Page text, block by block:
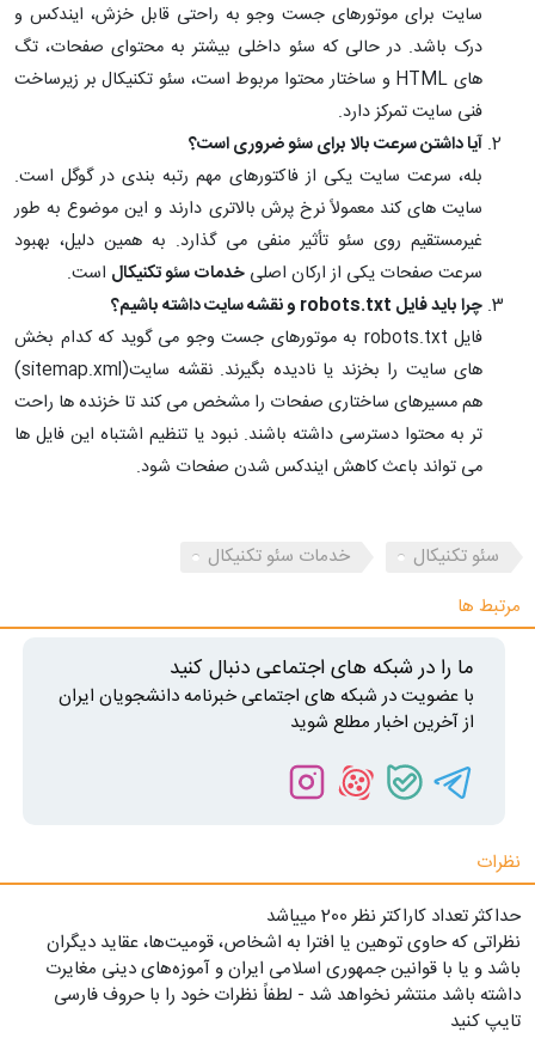
سایت برای موتورهای جست وجو به راحتی قابل خزش، ایندکس و
درک باشد. در حالی که سئو داخلی بیشتر به محتوای صفحات، تگ
های HTML و ساختار محتوا مربوط است، سئو تکنیکال بر زیرساخت
فنی سایت تمرکز دارد.
آیا داشتن سرعت بالا برای سئو ضروری است؟
بله، سرعت سایت یکی از فاکتورهای مهم رتبه بندی در گوگل است.
سایت های کند معمولاً نرخ پرش بالاتری دارند و این موضوع به طور
غیرمستقیم روی سئو تأثیر منفی می گذارد. به همین دلیل، بهبود
سرعت صفحات یکی از ارکان اصلی خدمات سئو تکنیکال است.
چرا باید فایل robots.txt و نقشه سایت داشته باشیم؟
فایل robots.txt به موتورهای جست وجو می گوید که کدام بخش
های سایت را بخزند یا نادیده بگیرند. نقشه سایت(sitemap.xml)
هم مسیرهای ساختاری صفحات را مشخص می کند تا خزنده ها راحت
تر به محتوا دسترسی داشته باشند. نبود یا تنظیم اشتباه این فایل ها
می تواند باعث کاهش ایندکس شدن صفحات شود.
سئو تکنیکال
خدمات سئو تکنیکال
مرتبط ها
ما را در شبکه های اجتماعی دنبال کنید
با عضویت در شبکه های اجتماعی خبرنامه دانشجویان ایران
از آخرین اخبار مطلع شوید
نظرات
حداکثر تعداد کاراکتر نظر 200 ميياشد
نظراتی که حاوی توهین یا افترا به اشخاص، قومیت‌ها، عقاید دیگران
باشد و یا با قوانین جمهوری اسلامی ایران و آموزه‌های دینی مغایرت
داشته باشد منتشر نخواهد شد - لطفاً نظرات خود را با حروف فارسی
تایپ کنید